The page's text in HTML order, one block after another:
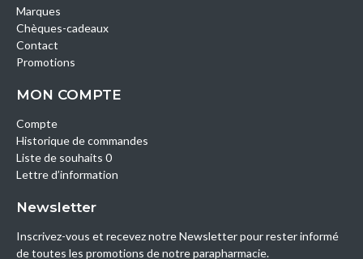
Marques
Chèques-cadeaux
Contact
Promotions
MON COMPTE
Compte
Historique de commandes
Liste de souhaits 0
Lettre d’information
Newsletter
Inscrivez-vous et recevez notre Newsletter pour rester informé
de toutes les promotions de notre parapharmacie.